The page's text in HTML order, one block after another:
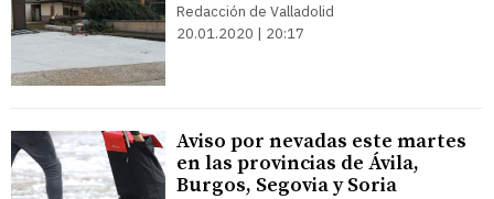
Redacción de Valladolid
20.01.2020 | 20:17
Aviso por nevadas este martes
en las provincias de Ávila,
Burgos, Segovia y Soria